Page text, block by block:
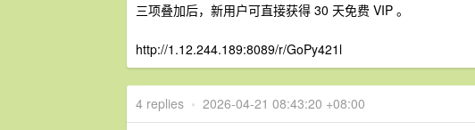
三项叠加后，新用户可直接获得 30 天免费 VIP 。
http://1.12.244.189:8089/r/GoPy421l
4 replies • 2026-04-21 08:43:20 +08:00